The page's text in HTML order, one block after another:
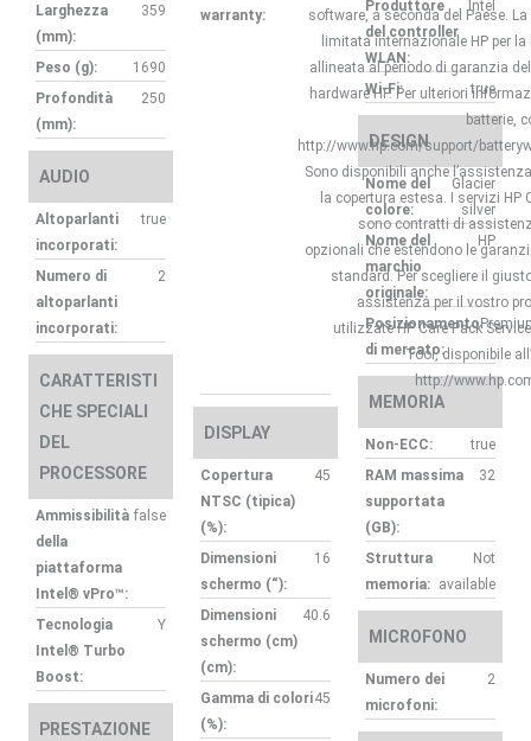
Larghezza
(mm):
359
Peso (g):
1690
Profondità
(mm):
250
AUDIO
Altoparlanti
incorporati:
true
Numero di
altoparlanti
incorporati:
2
CARATTERISTI
CHE SPECIALI
DEL
PROCESSORE
Ammissibilità
della
piattaforma
Intel® vPro™:
false
Tecnologia
Intel® Turbo
Boost:
Y
PRESTAZIONE
warranty:
software, a seconda del Paese.
limitata internazionale HP per la
allineata al periodo di garanzia
hardware HP. Per ulteriori
batterie,
http://www.hp.com/support/
Sono disponibili anche
la copertura estesa. I servizi HP
sono contratti di
opzionali che estendono le
standard. Per scegliere il
assistenza per il vostro
utilizzate HP Care Pack
Tool, disponibile
http://
DISPLAY
Copertura
NTSC (tipica)
(%):
45
Dimensioni
schermo (“):
16
Dimensioni
schermo (cm)
(cm):
40.6
Gamma di colori
(%):
45
Produttore
del controller
WLAN:
Intel
Wi-Fi: true
DESIGN
Nome del
colore:
Glacier
silver
Nome del
marchio
originale:
HP
Posizionamento
di mercato:
MEMORIA
Non-ECC:
true
RAM massima
supportata
(GB):
32
Struttura
memoria:
Not
available
MICROFONO
Numero dei
microfoni:
2